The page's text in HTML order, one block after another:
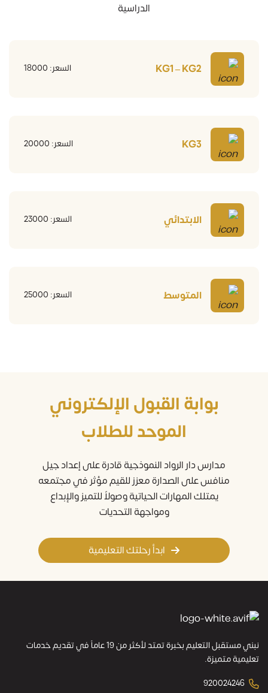
الدراسية
KG1 – KG2 السعر: 18000
KG3 السعر: 20000
الابتدائي السعر: 23000
المتوسط السعر: 25000
بوابة القبول الإلكتروني
الموحد للطلاب
مدارس دار الرواد النموذجية قادرة على إعداد جيل
منافس على الصدارة معزز للقيم مؤثر في مجتمعه
يمتلك المهارات الحياتية وصولاً للتميز والإبداع
ومواجهة التحديات
ابدأ رحلتك التعليمية
نبني مستقبل التعليم بخبرة تمتد لأكثر من 19 عاماً في تقديم خدمات
تعليمية متميزة.
920024246